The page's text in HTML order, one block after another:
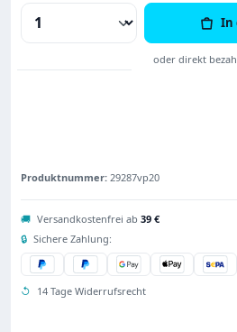
Produkt Anzahl: Gib In
Produktnummer: 29287vp20
🚚 Versandkostenfrei ab 39 €
🔒 Sichere Zahlung:
↺ 14 Tage Widerrufsrecht